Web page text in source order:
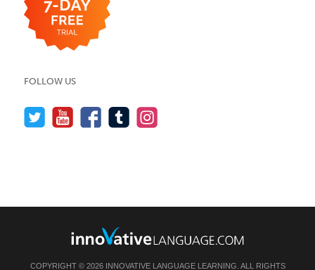
FOLLOW US
COPYRIGHT © 2026 INNOVATIVE LANGUAGE LEARNING. ALL RIGHTS